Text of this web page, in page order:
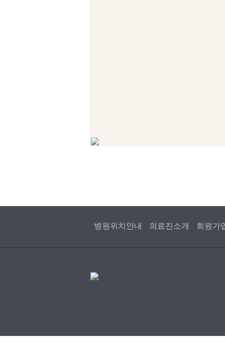
병원위치안내 의료진소개 회원가